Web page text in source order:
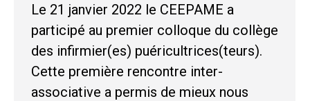
Le 21 janvier 2022 le CEEPAME a
participé au premier colloque du collège
des infirmier(es) puéricultrices(teurs).
Cette première rencontre inter-
associative a permis de mieux nous